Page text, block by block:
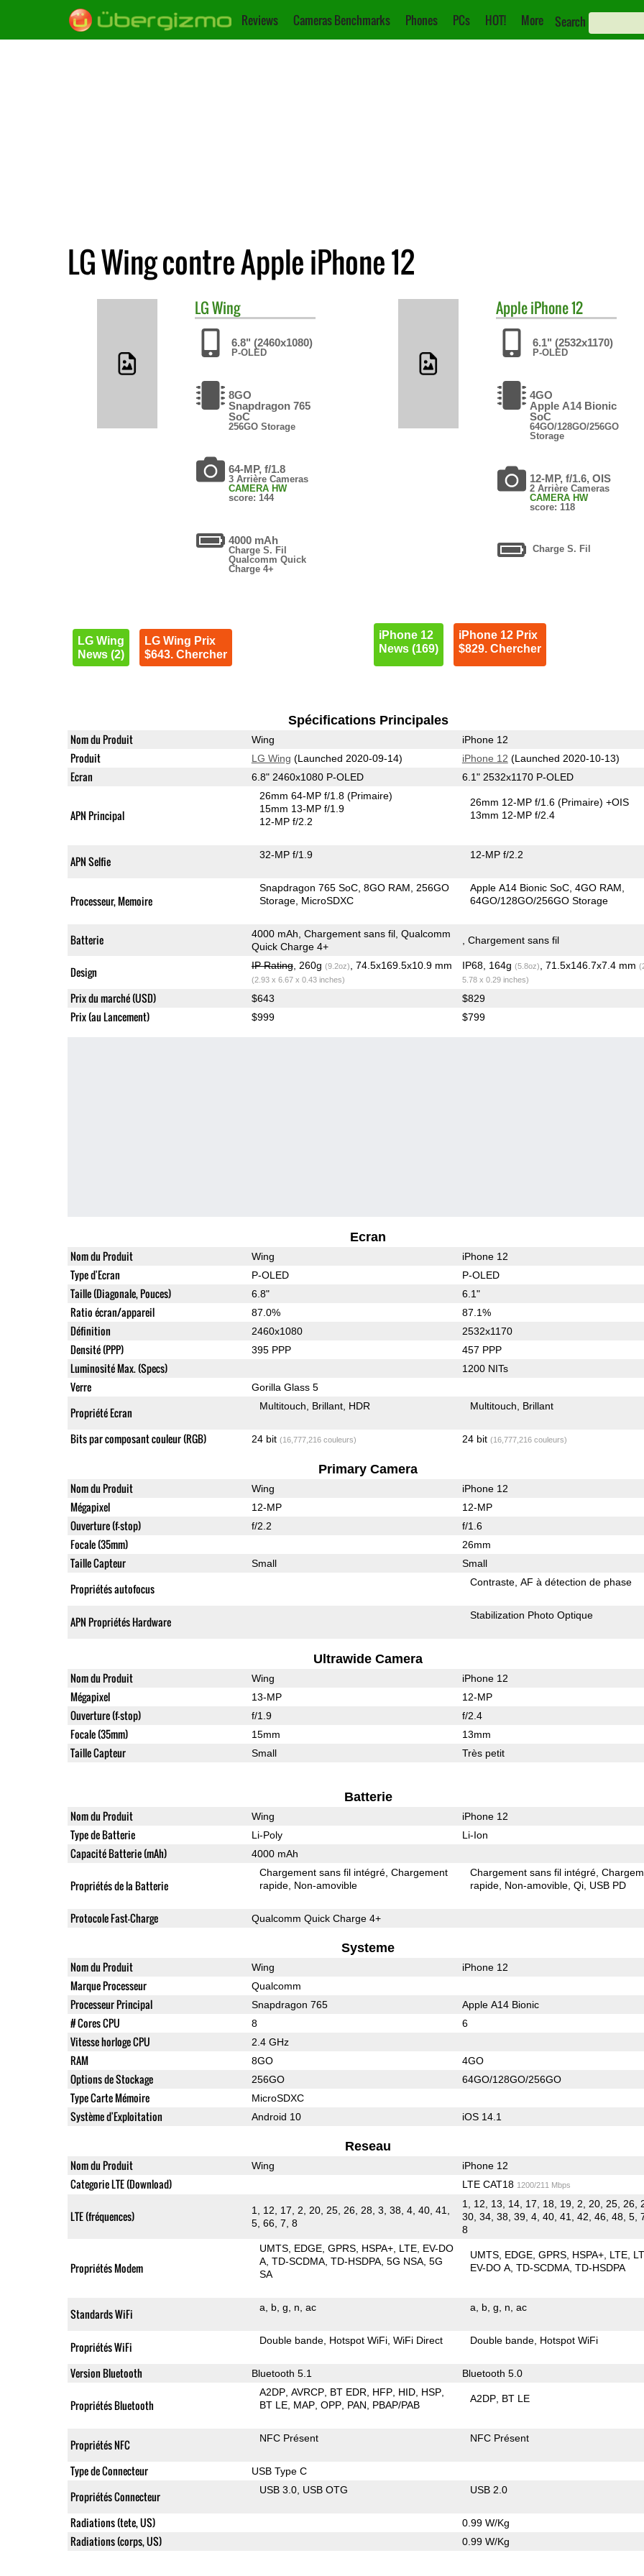
Reviews Cameras Benchmarks Phones PCs HOT! More Search
LG Wing contre Apple iPhone 12
LGWing
6.8" (2460x1080)
P-OLED
8GO
Snapdragon 765
SoC
256GO Storage
64-MP, f/1.8
3 Arrière Cameras
CAMERA HW
score: 144
4000 mAh
Charge S. Fil
Qualcomm Quick
Charge 4+
LG Wing
News (2)
LG Wing Prix
$643. Chercher
AppleiPhone 12
6.1" (2532x1170)
P-OLED
4GO
Apple A14 Bionic
SoC
64GO/128GO/256GO
Storage
12-MP, f/1.6, OIS
2 Arrière Cameras
CAMERA HW
score: 118
Charge S. Fil
iPhone 12
News (169)
iPhone 12 Prix
$829. Chercher
Spécifications Principales
Nom du Produit Wing iPhone 12
Produit LG Wing (Launched 2020-09-14) iPhone 12 (Launched 2020-10-13)
Ecran 6.8" 2460x1080 P-OLED 6.1" 2532x1170 P-OLED
APN Principal
26mm 64-MP f/1.8(Primaire)
15mm 13-MP f/1.9
12-MP f/2.2
26mm 12-MP f/1.6(Primaire) +OIS
13mm 12-MP f/2.4
APN Selfie 32-MP f/1.9 12-MP f/2.2
Processeur, Memoire
Snapdragon 765 SoC 8GO RAM
256GO
Storage MicroSDXC
Apple A14 Bionic SoC 4GO RAM
64GO/128GO/256GO Storage
Batterie
4000 mAh, Chargement sans fil, Qualcomm
Quick Charge 4+
, Chargement sans fil
Design IP Rating, 260g (9.2oz) , 74.5x169.5x10.9 mm
(2.93 x 6.67 x 0.43 inches)
IP68, 164g (5.8oz) , 71.5x146.7x7.4 mm
5.78 x 0.29 inches)
Prix du marché (USD) $643 $829
Prix (au Lancement) $999 $799
Ecran
Nom du Produit Wing iPhone 12
Type d'Ecran P-OLED P-OLED
Taille (Diagonale, Pouces) 6.8" 6.1"
Ratio écran/appareil 87.0% 87.1%
Définition 2460x1080 2532x1170
Densité (PPP) 395 PPP 457 PPP
Luminosité Max. (Specs) 1200 NITs
Verre Gorilla Glass 5
Propriété Ecran Multitouch Brillant HDR Multitouch Brillant
Bits par composant couleur (RGB) 24 bit (16,777,216 couleurs) 24 bit (16,777,216 couleurs)
Primary Camera
Nom du Produit Wing iPhone 12
Mégapixel 12-MP 12-MP
Ouverture (f-stop) f/2.2 f/1.6
Focale (35mm) 26mm
Taille Capteur Small Small
Propriétés autofocus Contraste AF à détection de phase
APN Propriétés Hardware Stabilization Photo Optique
Ultrawide Camera
Nom du Produit Wing iPhone 12
Mégapixel 13-MP 12-MP
Ouverture (f-stop) f/1.9 f/2.4
Focale (35mm) 15mm 13mm
Taille Capteur Small Très petit
Batterie
Nom du Produit Wing iPhone 12
Type de Batterie Li-Poly Li-Ion
Capacité Batterie (mAh) 4000 mAh
Propriétés de la Batterie
Chargement sans fil intégré Chargement
rapide Non-amovible
Chargement sans fil intégré
rapide Non-amovible Qi USB PD
Protocole Fast-Charge Qualcomm Quick Charge 4+
Systeme
Nom du Produit Wing iPhone 12
Marque Processeur Qualcomm
Processeur Principal Snapdragon 765 Apple A14 Bionic
# Cores CPU 8 6
Vitesse horloge CPU 2.4 GHz
RAM 8GO 4GO
Options de Stockage 256GO 64GO/128GO/256GO
Type Carte Mémoire MicroSDXC
Système d'Exploitation Android 10 iOS 14.1
Reseau
Nom du Produit Wing iPhone 12
Categorie LTE (Download) LTE CAT18 1200/211 Mbps
LTE (fréquences)
1, 12, 17, 2, 20, 25, 26, 28, 3, 38, 4, 40, 41,
5, 66, 7, 8
1, 12, 13, 14, 17, 18, 19, 2, 20, 25, 26,
30, 34, 38, 39, 4, 40, 41, 42, 46, 48, 5,
8
Propriétés Modem
UMTS EDGE GPRS HSPA+ LTE EV-DO
A TD-SCDMA TD-HSDPA 5G NSA 5G
SA
UMTS EDGE GPRS HSPA+ LTE
EV-DO A TD-SCDMA TD-HSDPA
Standards WiFi a b g n ac a b g n ac
Propriétés WiFi Double bande Hotspot WiFi WiFi Direct Double bande Hotspot WiFi
Version Bluetooth Bluetooth 5.1 Bluetooth 5.0
Propriétés Bluetooth
A2DP AVRCP BT EDR HFP HID HSP
BT LE MAP OPP PAN PBAP/PAB
A2DP BT LE
Propriétés NFC NFC Présent NFC Présent
Type de Connecteur USB Type C
Propriétés Connecteur USB 3.0 USB OTG USB 2.0
Radiations (tete, US) 0.99 W/Kg
Radiations (corps, US) 0.99 W/Kg